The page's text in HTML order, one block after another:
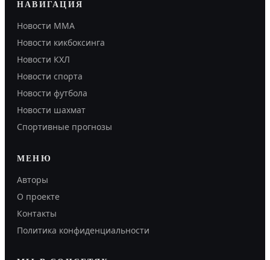
НАВИГАЦИЯ
Новости MMA
Новости кикбоксинга
Новости КХЛ
Новости спорта
Новости футбола
Новости шахмат
Спортивные прогнозы
МЕНЮ
Авторы
О проекте
Контакты
Политика конфиденциальности